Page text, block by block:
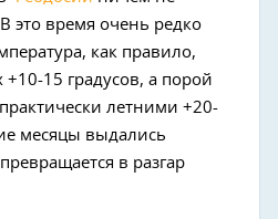
это время очень редко
как правило,
+10-15 градусов, а порой
практически летними +20-
месяцы выдались
в разгар